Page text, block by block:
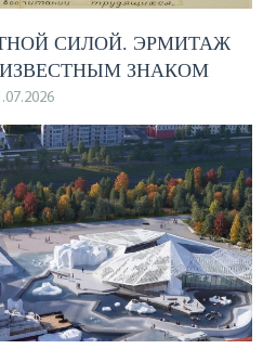
СИЛОЙ. ЭРМИТАЖ
ЗНАКОМ